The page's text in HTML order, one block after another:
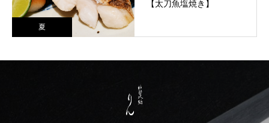
夏
【太刀魚塩焼き】